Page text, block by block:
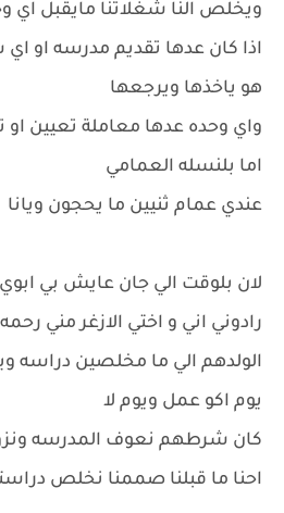
ويخلص النا شغلاتنا مايقبل اي
اذا كان عدها تقديم مدرسه او
هو ياخذها ويرجعها
واي وحده عدها معاملة تعيين
اما بلنسله العمامي
عندي عمام ثنيين ما يحجون ويانا
لان بلوقت الي جان عايش بي ابوي
رادوني اني و اختي الازغر مني رحمه
الولدهم الي ما مخلصين دراسه
يوم اكو عمل ويوم لا
كان شرطهم نعوف المدرسه
احنا ما قبلنا صممنا نخلص